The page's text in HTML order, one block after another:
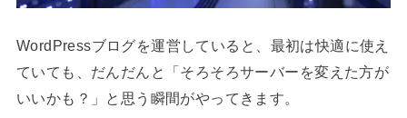
WordPressブログを運営していると、最初は快適に使え
ていても、だんだんと「そろそろサーバーを変えた方が
いいかも？」と思う瞬間がやってきます。